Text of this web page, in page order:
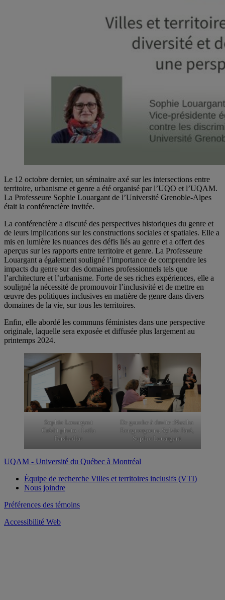
Le 12 octobre dernier, un séminaire axé sur les intersections entre
territoire, urbanisme et genre a été organisé par l’UQO et l’UQAM.
La Professeure Sophie Louargant de l’Université Grenoble-Alpes
était la conférencière invitée.
La conférencière a discuté des perspectives historiques du genre et
de leurs implications sur les constructions sociales et spatiales. Elle a
mis en lumière les nuances des défis liés au genre et a offert des
aperçus sur les rapports entre territoire et genre. La Professeure
Louargant a également souligné l’importance de comprendre les
impacts du genre sur des domaines professionnels tels que
l’architecture et l’urbanisme. Forte de ses riches expériences, elle a
souligné la nécessité de promouvoir l’inclusivité et de mettre en
œuvre des politiques inclusives en matière de genre dans divers
domaines de la vie, sur tous les territoires.
Enfin, elle abordé les communs féministes dans une perspective
originale, laquelle sera exposée et diffusée plus largement au
printemps 2024.
Sophie Louargant
Crédit photo : Leila
Farshadfar
De gauche à droite :Naziha
Benguergoura, Sylvie Paré,
Sophie Louargant
UQAM - Université du Québec à Montréal
Équipe de recherche Villes et territoires inclusifs (VTI)
Nous joindre
Préférences des témoins
Accessibilité Web